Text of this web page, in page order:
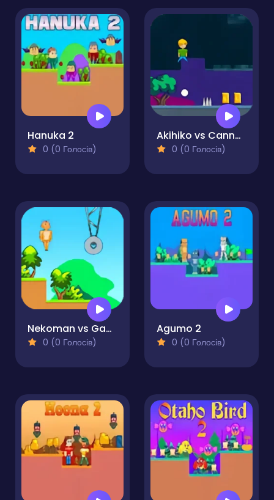
Hanuka 2
0 (0 Голосів)
Akihiko vs Cannons 2
0 (0 Голосів)
Nekoman vs Gangster
0 (0 Голосів)
Agumo 2
0 (0 Голосів)